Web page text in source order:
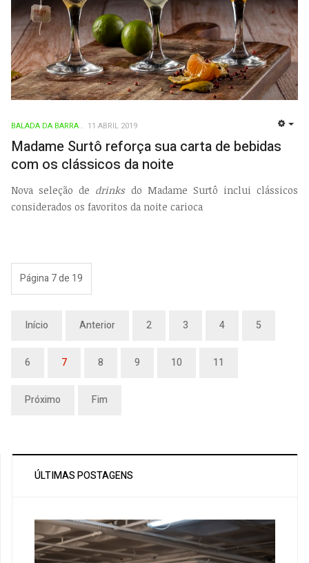
BALADA DA BARRA 11 ABRIL 2019
Madame Surtô reforça sua carta de bebidas
com os clássicos da noite
Nova seleção de drinksdo Madame Surtô inclui clássicos
considerados os favoritos da noite carioca
Página 7 de 19
Início Anterior 2 3 4 5
6 7 8 9 10 11
Próximo Fim
ÚLTIMAS POSTAGENS